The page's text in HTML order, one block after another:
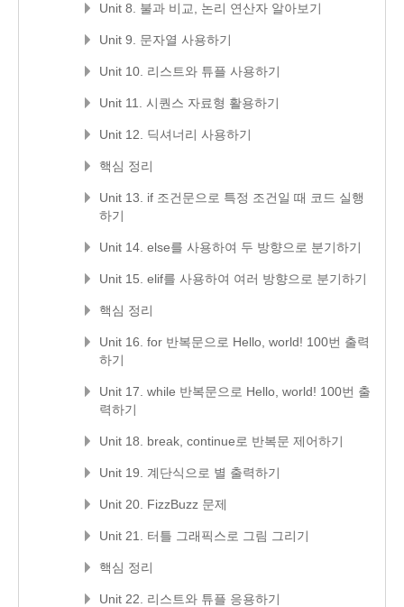
Unit 8. 불과 비교, 논리 연산자 알아보기
Unit 9. 문자열 사용하기
Unit 10. 리스트와 튜플 사용하기
Unit 11. 시퀀스 자료형 활용하기
Unit 12. 딕셔너리 사용하기
핵심 정리
Unit 13. if 조건문으로 특정 조건일 때 코드 실행
하기
Unit 14. else를 사용하여 두 방향으로 분기하기
Unit 15. elif를 사용하여 여러 방향으로 분기하기
핵심 정리
Unit 16. for 반복문으로 Hello, world! 100번 출력
하기
Unit 17. while 반복문으로 Hello, world! 100번 출
력하기
Unit 18. break, continue로 반복문 제어하기
Unit 19. 계단식으로 별 출력하기
Unit 20. FizzBuzz 문제
Unit 21. 터틀 그래픽스로 그림 그리기
핵심 정리
Unit 22. 리스트와 튜플 응용하기